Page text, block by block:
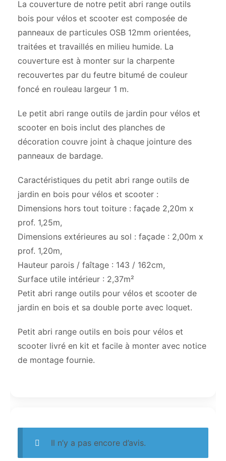
La couverture de notre petit abri range outils
bois pour vélos et scooter est composée de
panneaux de particules OSB 12mm orientées,
traitées et travaillés en milieu humide. La
couverture est à monter sur la charpente
recouvertes par du feutre bitumé de couleur
foncé en rouleau largeur 1 m.
Le petit abri range outils de jardin pour vélos et
scooter en bois inclut des planches de
décoration couvre joint à chaque jointure des
panneaux de bardage.
Caractéristiques du petit abri range outils de
jardin en bois pour vélos et scooter :
Dimensions hors tout toiture : façade 2,20m x
prof. 1,25m,
Dimensions extérieures au sol : façade : 2,00m x
prof. 1,20m,
Hauteur parois / faîtage : 143 / 162cm,
Surface utile intérieur : 2,37m²
Petit abri range outils pour vélos et scooter de
jardin en bois et sa double porte avec loquet.
Petit abri range outils en bois pour vélos et
scooter livré en kit et facile à monter avec notice
de montage fournie.
Il n’y a pas encore d’avis.